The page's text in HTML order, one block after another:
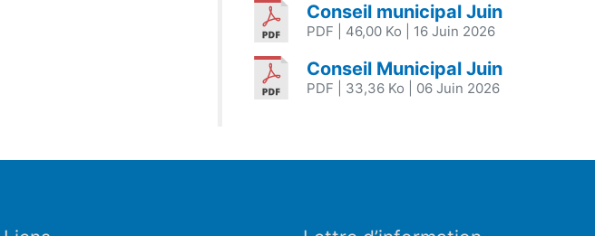
Conseil municipal Juin
PDF | 46,00 Ko | 16 Juin 2026
Conseil Municipal Juin
PDF | 33,36 Ko | 06 Juin 2026